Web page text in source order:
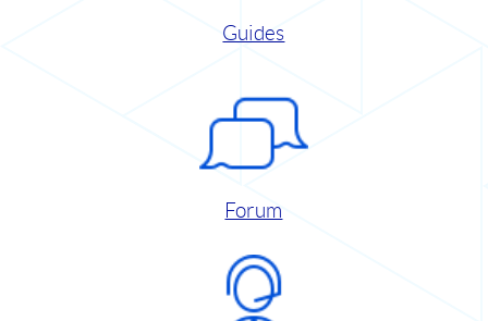
Guides
Forum